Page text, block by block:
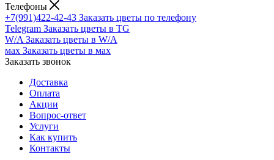
Телефоны
+7(991)422-42-43 Заказать цветы по телефону
Telegram Заказать цветы в TG
W/A Заказать цветы в W/A
мах Заказать цветы в мах
Заказать звонок
Доставка
Оплата
Акции
Вопрос-ответ
Услуги
Как купить
Контакты